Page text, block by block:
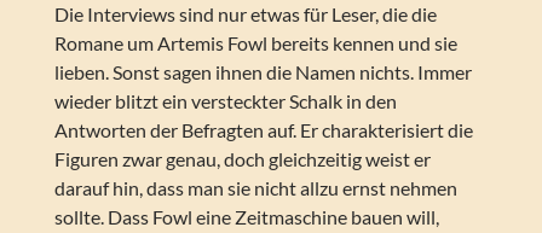
Die Interviews sind nur etwas für Leser, die die
Romane um Artemis Fowl bereits kennen und sie
lieben. Sonst sagen ihnen die Namen nichts. Immer
wieder blitzt ein versteckter Schalk in den
Antworten der Befragten auf. Er charakterisiert die
Figuren zwar genau, doch gleichzeitig weist er
darauf hin, dass man sie nicht allzu ernst nehmen
sollte. Dass Fowl eine Zeitmaschine bauen will,